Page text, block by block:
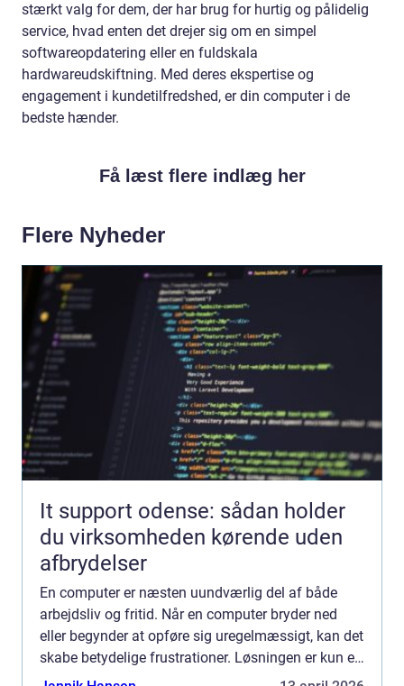
stærkt valg for dem, der har brug for hurtig og pålidelig
service, hvad enten det drejer sig om en simpel
softwareopdatering eller en fuldskala
hardwareudskiftning. Med deres ekspertise og
engagement i kundetilfredshed, er din computer i de
bedste hænder.
Få læst flere indlæg her
Flere Nyheder
It support odense: sådan holder
du virksomheden kørende uden
afbrydelser
En computer er næsten uundværlig del af både
arbejdsliv og fritid. Når en computer bryder ned
eller begynder at opføre sig uregelmæssigt, kan det
skabe betydelige frustrationer. Løsningen er kun et
stenkast...